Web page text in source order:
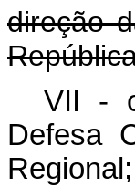
direção
VII -
Defesa